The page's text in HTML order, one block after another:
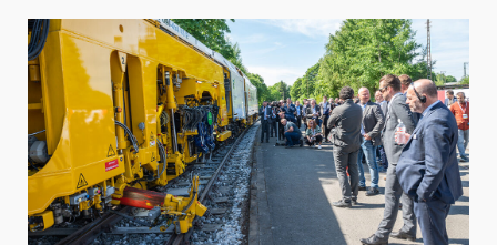
Norwegen
schaut
in
Neu-
Ulm
vorbei